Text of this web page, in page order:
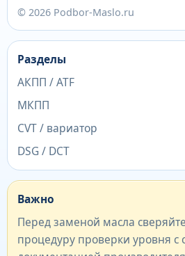
© 2026 Podbor-Maslo.ru
Разделы
АКПП / ATF
МКПП
CVT / вариатор
DSG / DCT
Важно
Перед заменой масла
процедуру проверки уровня с